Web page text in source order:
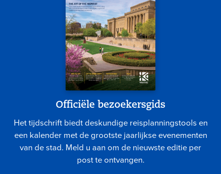
Officiële bezoekersgids
Het tijdschrift biedt deskundige reisplanningstools en
een kalender met de grootste jaarlijkse evenementen
van de stad. Meld u aan om de nieuwste editie per
post te ontvangen.